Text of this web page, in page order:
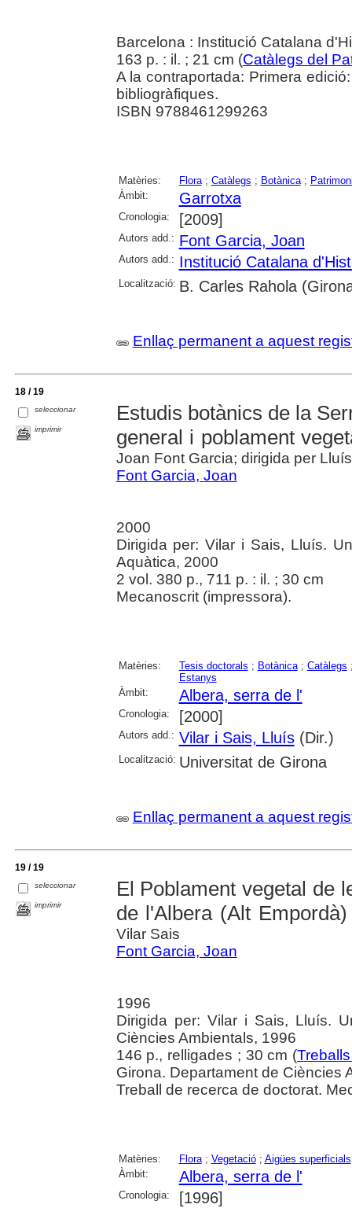
Barcelona : Institució Catalana
163 p. : il. ; 21 cm (Catàlegs del
A la contraportada: Primera
bibliogràfiques.
ISBN 9788461299263
Matèries: Flora; Catàlegs ; Botànica;
Àmbit:
Garrotxa
Cronologia: [2009]
Autors add.: Font Garcia, Joan
Autors add.: Institució Catalana
Localització: B. Carles Rahola
Enllaç permanent a aquest
18 / 19
seleccionar
imprimir
Estudis botànics de la
general i poblament
Joan Font Garcia; dirigida per
Font Garcia, Joan
2000
Dirigida per: Vilar i Sais, Lluís.
Aquàtica, 2000
2 vol. 380 p., 711 p. : il. ; 30 cm
Mecanoscrit (impressora).
Matèries: Tesis doctorals ; Botànica; Catàlegs
Estanys
Àmbit:
Albera, serra de l'
Cronologia: [2000]
Autors add.: Vilar i Sais, Lluís(Dir.)
Localització: Universitat de Girona
Enllaç permanent a aquest
19 / 19
seleccionar
imprimir
El Poblament vegetal de
de l'Albera (Alt Empordà)
Vilar Sais
Font Garcia, Joan
1996
Dirigida per: Vilar i Sais, Lluís.
Ciències Ambientals, 1996
146 p., relligades ; 30 cm (
Girona. Departament de Ciències
Treball de recerca de doctorat.
Matèries: Flora; Vegetació; Aigües superficials
Àmbit:
Albera, serra de l'
Cronologia: [1996]